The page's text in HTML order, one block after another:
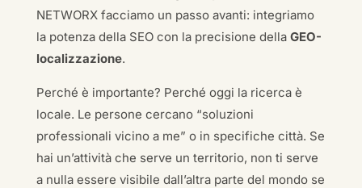
NETWORX facciamo un passo avanti: integriamo
la potenza della SEO con la precisione della GEO-
localizzazione.
Perché è importante? Perché oggi la ricerca è
locale. Le persone cercano “soluzioni
professionali vicino a me” o in specifiche città. Se
hai un’attività che serve un territorio, non ti serve
a nulla essere visibile dall’altra parte del mondo se